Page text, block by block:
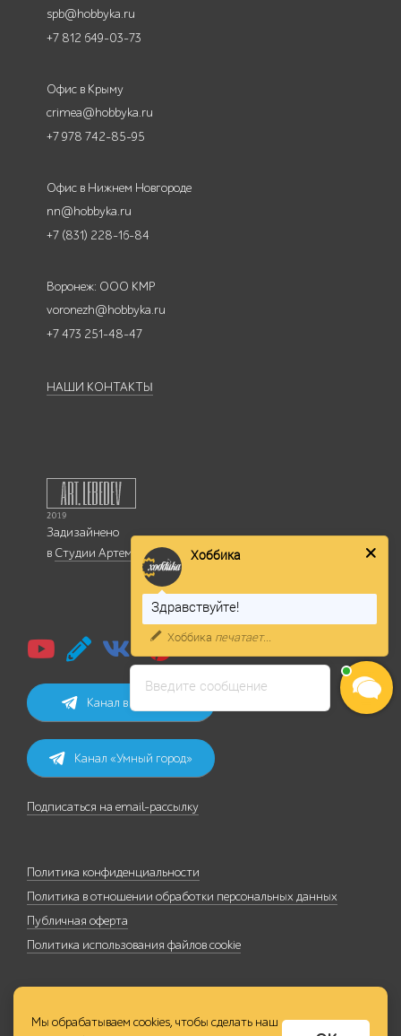
spb@hobbyka.ru
+7 812 649-03-73
Офис в Крыму
crimea@hobbyka.ru
+7 978 742-85-95
Офис в Нижнем Новгороде
nn@hobbyka.ru
+7 (831) 228-16-84
Воронеж: ООО КМР
voronezh@hobbyka.ru
+7 473 251-48-47
НАШИ КОНТАКТЫ
Задизайнено
в Студии Артемия Лебедева
Канал в Telegram
Канал «Умный город»
Подписаться на email-рассылку
Политика конфиденциальности
Политика в отношении обработки персональных данных
Публичная оферта
Политика использования файлов cookie
Мы обрабатываем cookies, чтобы сделать наш
Введите сообщение
Хоббика
Здравствуйте!
Хоббика печатает...